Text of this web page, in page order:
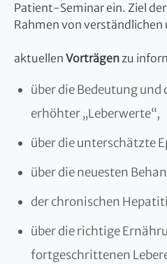
Patient-Seminar ein. Ziel
Rahmen von verständlichen
aktuellen Vorträgenzu
über die Bedeutung und
erhöhter „Leberwerte“,
über die unterschätzte
über die neuesten
der chronischen
über die richtige
fortgeschrittenen